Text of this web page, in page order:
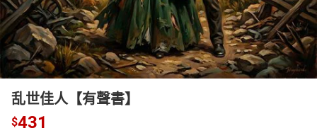
乱世佳人【有聲書】
$431